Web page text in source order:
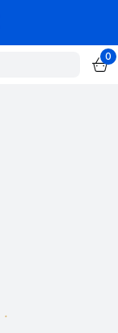
0